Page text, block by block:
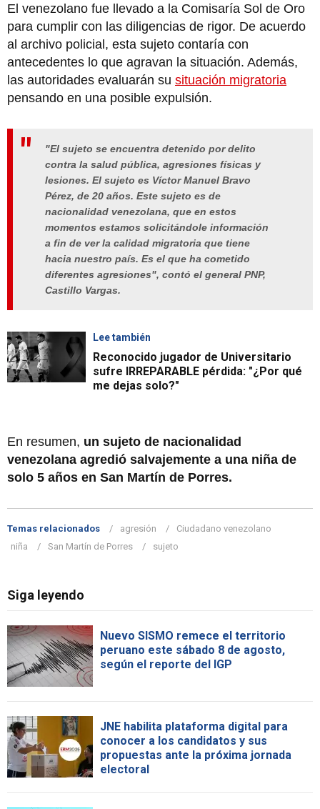
El venezolano fue llevado a la Comisaría Sol de Oro
para cumplir con las diligencias de rigor. De acuerdo
al archivo policial, esta sujeto contaría con
antecedentes lo que agravan la situación. Además,
las autoridades evaluarán su situación migratoria
pensando en una posible expulsión.
"El sujeto se encuentra detenido por delito
contra la salud pública, agresiones físicas y
lesiones. El sujeto es Víctor Manuel Bravo
Pérez, de 20 años. Este sujeto es de
nacionalidad venezolana, que en estos
momentos estamos solicitándole información
a fin de ver la calidad migratoria que tiene
hacia nuestro país. Es el que ha cometido
diferentes agresiones", contó el general PNP,
Castillo Vargas.
Lee también
Reconocido jugador de Universitario
sufre IRREPARABLE pérdida: "¿Por qué
me dejas solo?"
En resumen, un sujeto de nacionalidad
venezolana agredió salvajemente a una niña de
solo 5 años en San Martín de Porres.
Temas relacionados agresión
Ciudadano venezolano
niña
San Martín de Porres sujeto
Siga leyendo
Nuevo SISMO remece el territorio
peruano este sábado 8 de agosto,
según el reporte del IGP
JNE habilita plataforma digital para
conocer a los candidatos y sus
propuestas ante la próxima jornada
electoral